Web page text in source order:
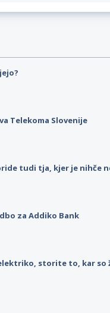
Telekoma Slovenije
tudi tja, kjer je nihče
za Addiko Bank
storite to, kar